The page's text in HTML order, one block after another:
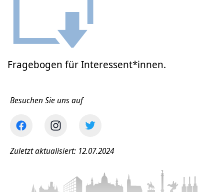
Fragebogen für Interessent*innen.
Besuchen Sie uns auf
Zuletzt aktualisiert: 12.07.2024